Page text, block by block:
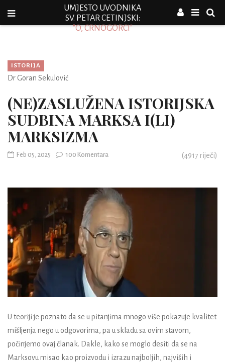
UMJESTO UVODNIKA
SV. PETAR CETINJSKI:
"O, CRNOGORCI"
ISTORIJA
Dr Goran Sekulović
(NE)ZASLUŽENA ISTORIJSKA
SUDBINA MARKSA I(LI)
MARKSIZMA
Feb 05, 2025 100 Komentara (4917 riječi)
U teoriji je poznato da se u pitanjima mnogo više pokazuje kvalitet
mišljenja nego u odgovorima, pa u skladu sa ovim stavom,
počinjemo ovaj članak. Dakle, kako se moglo desiti da se na
Marksovu misao kao proizvodu i izrazu najboljih, najviših i